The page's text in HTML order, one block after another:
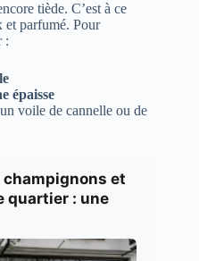
tiède. C’est à ce
et parfumé. Pour
:
épaisse
voile de cannelle ou de
et
quartier : une